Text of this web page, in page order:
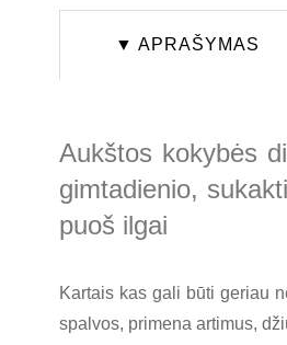
▼ APRAŠYMAS
Aukštos kokybės
gimtadienio,
puoš ilgai
Kartais kas gali būti geriau
spalvos, primena artimus,